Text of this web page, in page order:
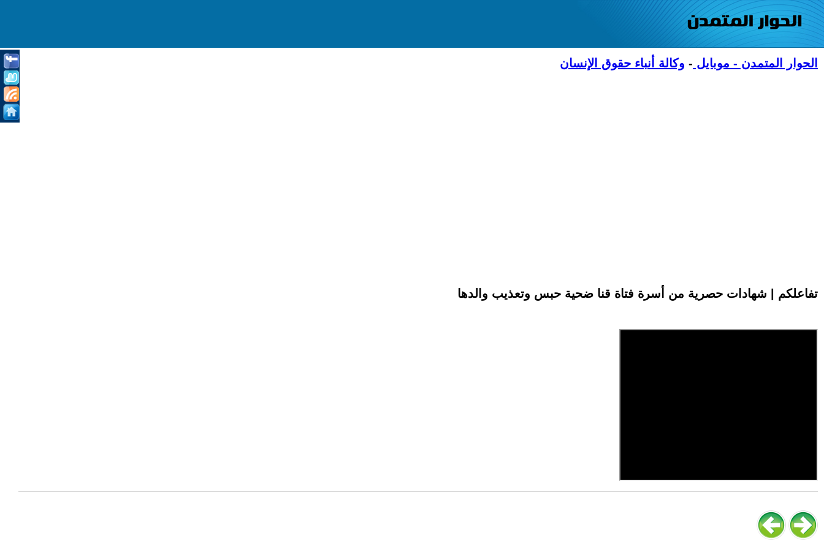
الحوار المتمدن - موبايل - وكالة أنباء حقوق الإنسان
تفاعلكم | شهادات حصرية من أسرة فتاة قنا ضحية حبس وتعذيب والدها